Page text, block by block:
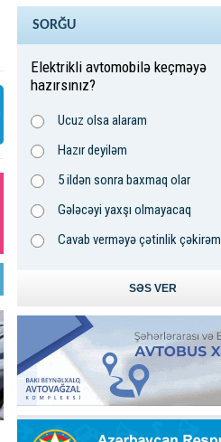
SORĞU
Elektrikli avtomobilə keçməyə
hazırsınız?
Ucuz olsa alaram
Hazır deyiləm
5 ildən sonra baxmaq olar
Gələcəyi yaxşı olmayacaq
Cavab verməyə çətinlik çəkirəm